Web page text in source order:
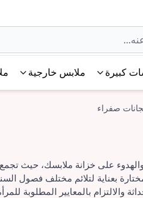
كبيرة ملابس خارجية
صفراء
على خزانة ملابسك، حيث تجمع
بعناية لتلائم مختلف فصول
والالتزام بالمعايير المطلوبة